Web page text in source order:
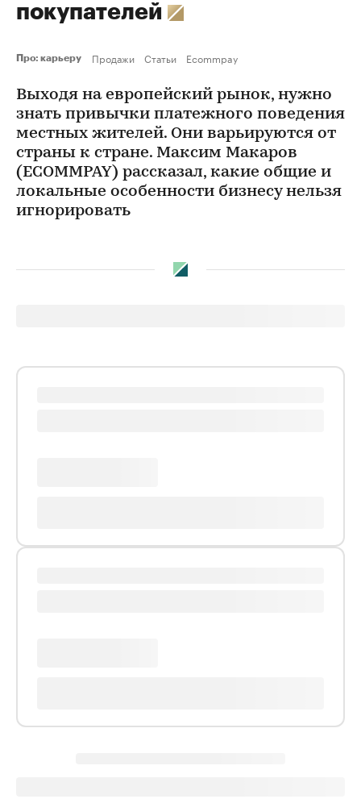
покупателей
Про: карьеру Продажи Статьи Ecommpay
Выходя на европейский рынок, нужно
знать привычки платежного поведения
местных жителей. Они варьируются от
страны к стране. Максим Макаров
(ECOMMPAY) рассказал, какие общие и
локальные особенности бизнесу нельзя
игнорировать